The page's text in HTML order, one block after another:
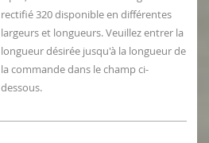
rectifié 320 disponible en différentes
largeurs et longueurs. Veuillez entrer la
longueur désirée jusqu'à la longueur de
la commande dans le champ ci-
dessous.